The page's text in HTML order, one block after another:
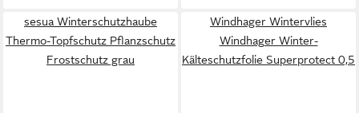
sesua Winterschutzhaube
Thermo-Topfschutz Pflanzschutz
Frostschutz grau
Windhager Wintervlies
Windhager Winter-
Kälteschutzfolie Superprotect 0,5